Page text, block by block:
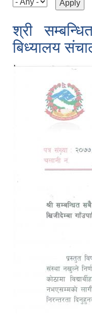
श्री
बिध्यालय